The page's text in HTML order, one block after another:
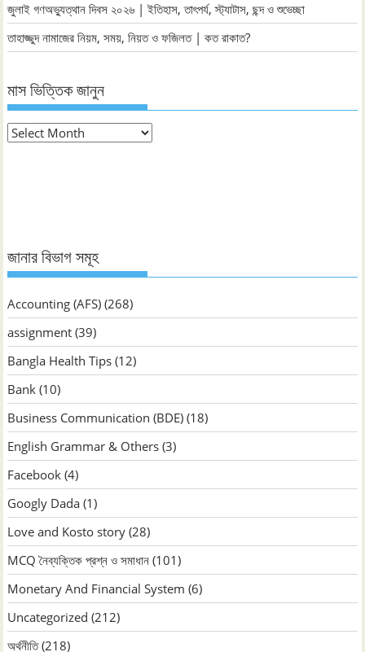
জুলাই গণঅভ্যুত্থান দিবস ২০২৬ | ইতিহাস, তাৎপর্য, স্ট্যাটাস, ছন্দ ও শুভেচ্ছা
তাহাজ্জুদ নামাজের নিয়ম, সময়, নিয়ত ও ফজিলত | কত রাকাত?
মাস ভিত্তিক জানুন
মাস
জানার বিভাগ সমূহ
Accounting (AFS) (268)
assignment (39)
Bangla Health Tips (12)
Bank (10)
Business Communication (BDE) (18)
English Grammar & Others (3)
Facebook (4)
Googly Dada (1)
Love and Kosto story (28)
MCQ নৈব্যক্তিক প্রশ্ন ও সমাধান (101)
Monetary And Financial System (6)
Uncategorized (212)
অর্থনীতি(218)